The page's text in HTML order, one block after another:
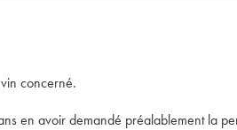
concerné.
en avoir demandé préalablement la